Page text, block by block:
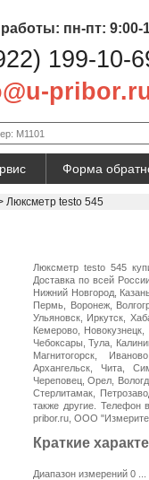
пн-пт: 9:00-
199-10-
Форма
Люксметр testo 545
Люксметр testo 545
Доставка по всей
Нижний Новгород,
Пермь, Воронеж,
Ульяновск, Иркутск,
Кемерово,
Чебоксары, Тула,
Магнитогорск,
Архангельск, Чита,
Череповец, Орел,
Стерлитамак,
также другие. Телефон
pribor.ru, ООО
Краткие
Диапазон измерений 0